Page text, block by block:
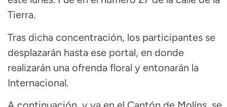
Tierra.
Tras dicha concentración, los participantes se
desplazarán hasta ese portal, en donde
realizarán una ofrenda floral y entonarán la
Internacional.